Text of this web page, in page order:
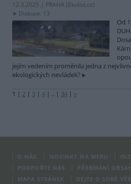
12.3.2025 | PRAHA (Ekolist.cz)
Diskuse: 13
Od
jejím vedením proměnila jedna z
ekologických nevládek?
1 | 2 | 3 | 4 | .. | 34 | »
O NÁS NOVINKY NA WEBU
PODPOŘTE NÁS
PŘEBÍRÁNÍ
MAPA STRÁNEK
DEJTE O SOBĚ